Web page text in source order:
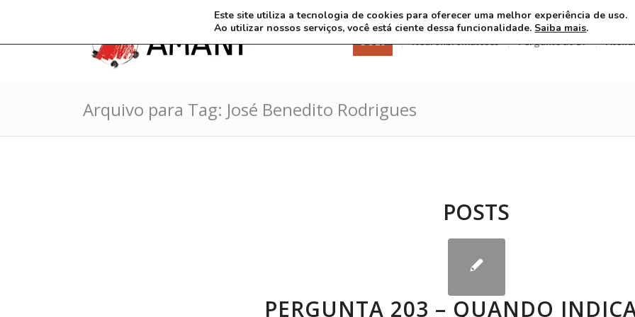
3 8 26 Neurofibromatoses Pergunte ao Dr
Arquivo para Tag: José Benedito Rodrigues
POSTS
PERGUNTA 203 – QUANDO
Este site utiliza a tecnologia de cookies para oferecer uma melhor experiência de uso.
Ao utilizar nossos serviços, você está ciente dessa funcionalidade. Saiba mais.